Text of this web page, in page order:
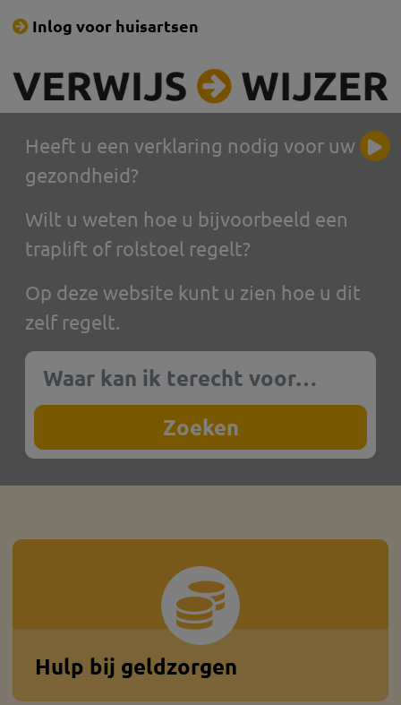
Inlog voor huisartsen
Heeft u een verklaring nodig voor uw
gezondheid?
Wilt u weten hoe u bijvoorbeeld een
traplift of rolstoel regelt?
Op deze website kunt u zien hoe u dit
zelf regelt.
Hulp bij geldzorgen